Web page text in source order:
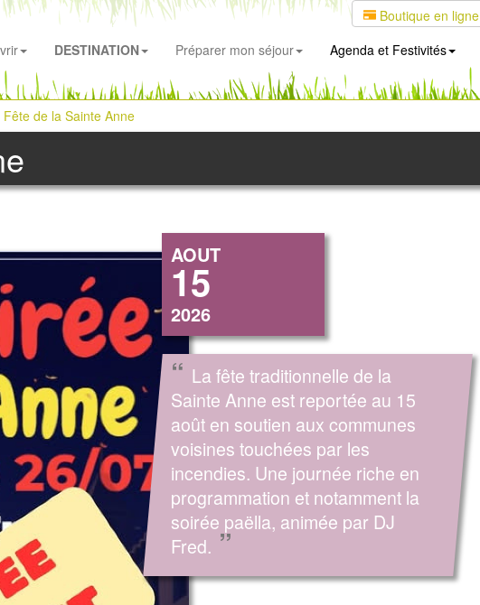
Boutique en ligne
DESTINATION Préparer mon séjour Agenda et Festivités
de la Sainte Anne
AOUT
15
2026
“ La fête traditionnelle de la
Sainte Anne est reportée au 15
août en soutien aux communes
voisines touchées par les
incendies. Une journée riche en
programmation et notamment la
soirée paëlla, animée par DJ
Fred. ”